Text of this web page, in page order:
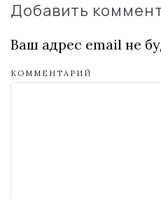
Добавить
Ваш адрес email не
КОММЕНТАРИЙ